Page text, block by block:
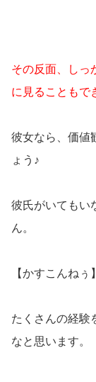
その反面、しっ
に見ることもで
彼女なら、価値
ょう♪
彼氏がいてもい
ん。
【かすこんね
たくさんの経験
なと思います。